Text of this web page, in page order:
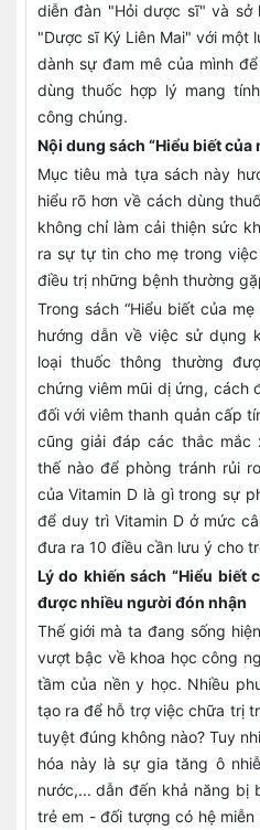
diễn đàn "Hỏi dược sĩ" và sở
"Dược sĩ Ký Liên Mai" với một
dành sự đam mê của mình
dùng thuốc hợp lý mang
công chúng.
Nội dung sách “Hiểu biết của
Mục tiêu mà tựa sách này
hiểu rõ hơn về cách dùng
không chỉ làm cải thiện sức
ra sự tự tin cho mẹ trong
điều trị những bệnh thường
Trong sách “Hiểu biết của
hướng dẫn về việc sử dụng
loại thuốc thông thường
chứng viêm mũi dị ứng, cách
đối với viêm thanh quản cấp
cũng giải đáp các thắc mắc
thế nào để phòng tránh rủi
của Vitamin D là gì trong sự
để duy trì Vitamin D ở mức
đưa ra 10 điều cần lưu ý cho
Lý do khiến sách “Hiểu biết
được nhiều người đón nhận
Thế giới mà ta đang sống
vượt bậc về khoa học công
tầm của nền y học. Nhiều
tạo ra để hỗ trợ việc chữa trị
tuyệt đúng không nào? Tuy
hóa này là sự gia tăng ô
nước,... dẫn đến khả năng bị
trẻ em - đối tượng có hệ